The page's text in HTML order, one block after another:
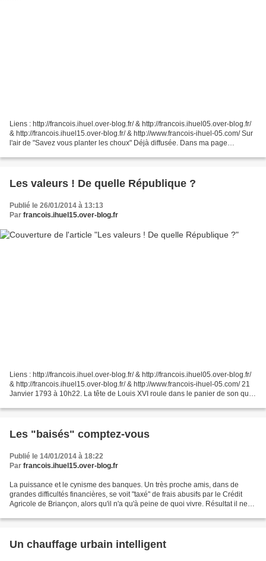
Liens : http://francois.ihuel.over-blog.fr/ & http://francois.ihuel05.over-blog.fr/
& http://francois.ihuel15.over-blog.fr/ & http://www.francois-ihuel-05.com/ Sur
l'air de "Savez vous planter les choux" Déjà diffusée. Dans ma page
Les valeurs ! De quelle République ?
Publié le 26/01/2014 à 13:13
Par francois.ihuel15.over-blog.fr
Liens : http://francois.ihuel.over-blog.fr/ & http://francois.ihuel05.over-blog.fr/
& http://francois.ihuel15.over-blog.fr/ & http://www.francois-ihuel-05.com/ 21
Janvier 1793 à 10h22. La tête de Louis XVI roule dans le panier de son qui
Les "baisés" comptez-vous
Publié le 14/01/2014 à 18:22
Par francois.ihuel15.over-blog.fr
La puissance et le cynisme des banques. Un très proche amis, dans de
grandes difficultés financières, se voit "taxé" de frais abusifs par le Crédit
Agricole de Briançon, alors qu'il n'a qu'à peine de quoi vivre. Résultat il ne
Un chauffage urbain intelligent